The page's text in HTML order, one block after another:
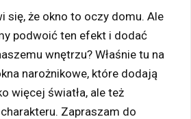
się, że okno to oczy domu. Ale
podwoić ten efekt i dodać
wnętrzu? Właśnie tu na
narożnikowe, które dodają
więcej światła, ale też
Zapraszam do